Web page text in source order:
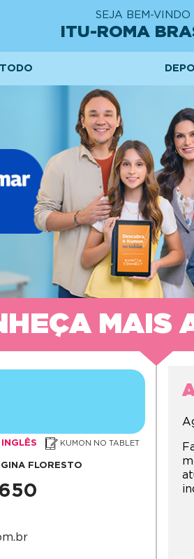
SEJA BEM-
ITU-ROMA
MAIS
INGLÊS KUMON NO TABLET
FLORESTO